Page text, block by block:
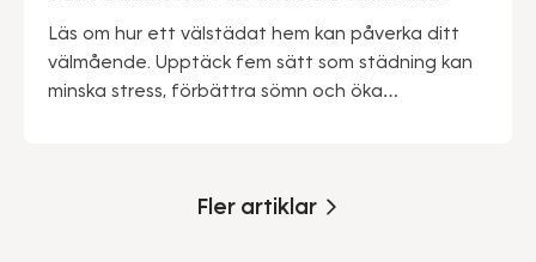
Läs om hur ett välstädat hem kan påverka ditt
välmående. Upptäck fem sätt som städning kan
minska stress, förbättra sömn och öka
Fler artiklar